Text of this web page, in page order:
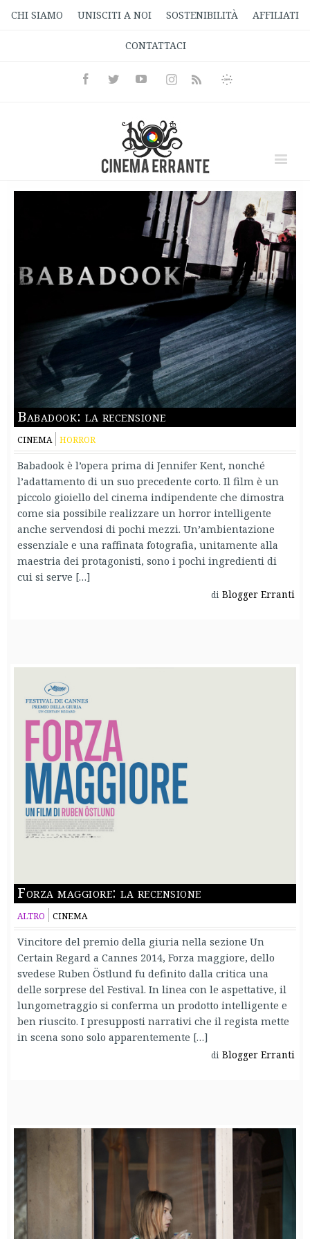
CHI SIAMO UNISCITI A NOI SOSTENIBILITÀ AFFILIATI
CONTATTACI
FacebookTwitterYoutubeInstagramRss
Informativa
Babadook: la recensione
CINEMA HORROR
Babadook è l’opera prima di Jennifer Kent, nonché
l’adattamento di un suo precedente corto. Il film è un
piccolo gioiello del cinema indipendente che dimostra
come sia possibile realizzare un horror intelligente
anche servendosi di pochi mezzi. Un’ambientazione
essenziale e una raffinata fotografia, unitamente alla
maestria dei protagonisti, sono i pochi ingredienti di
cui si serve […]
di Blogger Erranti
Forza maggiore: la recensione
ALTRO CINEMA
Vincitore del premio della giuria nella sezione Un
Certain Regard a Cannes 2014, Forza maggiore, dello
svedese Ruben Östlund fu definito dalla critica una
delle sorprese del Festival. In linea con le aspettative, il
lungometraggio si conferma un prodotto intelligente e
ben riuscito. I presupposti narrativi che il regista mette
in scena sono solo apparentemente […]
di Blogger Erranti